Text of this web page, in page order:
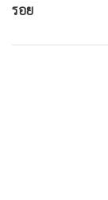
• Factcheck
รอย